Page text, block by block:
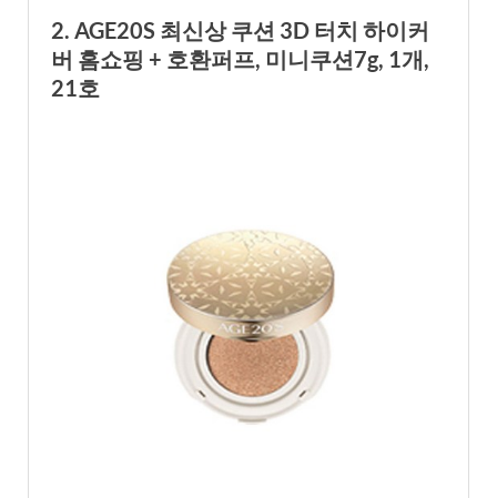
2. AGE20S 최신상 쿠션 3D 터치 하이커
버 홈쇼핑 + 호환퍼프, 미니쿠션7g, 1개,
21호